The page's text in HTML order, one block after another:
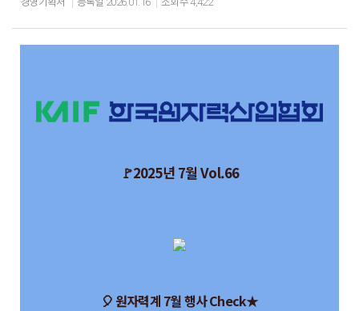
🚩2025년 7월 Vol.66
🎈 원자력계 7월 행사 Check★